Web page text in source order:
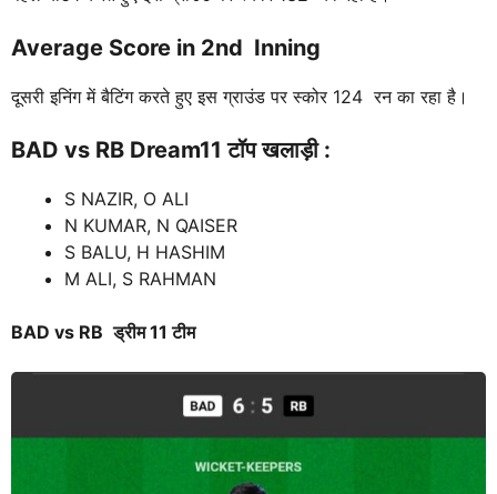
Average Score in 2nd Inning
दूसरी इनिंग में बैटिंग करते हुए इस ग्राउंड पर स्कोर 124 रन का रहा है।
BAD vs RB Dream11 टॉप खलाड़ी :
S NAZIR, O ALI
N KUMAR, N QAISER
S BALU, H HASHIM
M ALI, S RAHMAN
BAD vs RB ड्रीम 11 टीम